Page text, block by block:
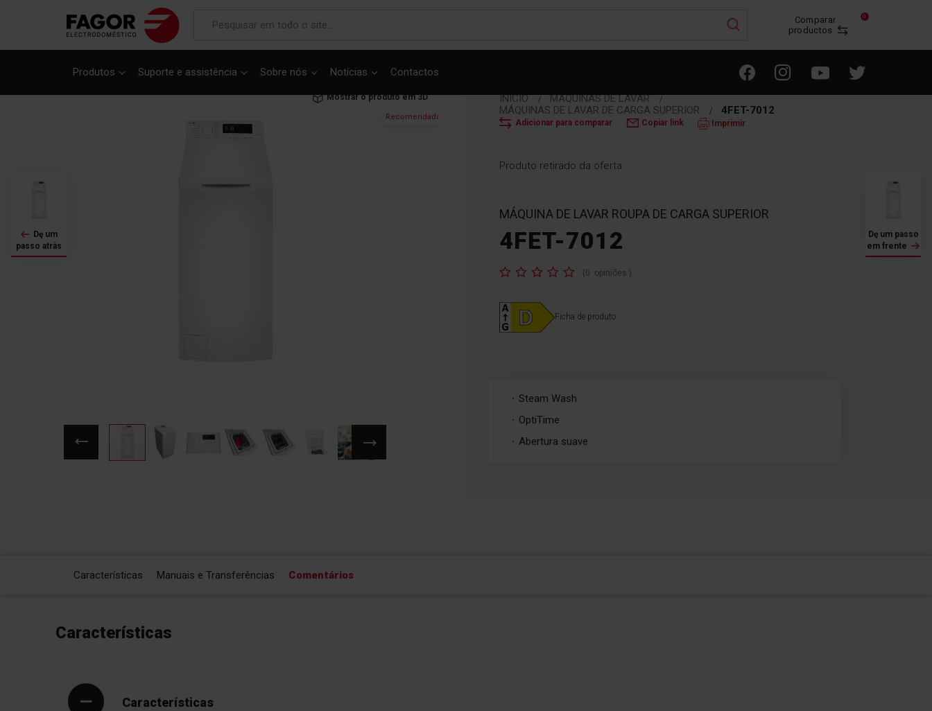
Comparar
productos
0
Produtos Suporte e assistência Sobre nós Notícias Contactos
Dę um
passo atrás
Dę um passo
em frente
Mostrar o produto em 3D
Recomendado
INÍCIO
MÁQUINAS DE LAVAR
MÁQUINAS DE LAVAR DE CARGA SUPERIOR
4FET-7012
Adicionar para comparar Copiar link Imprimir
Produto retirado da oferta
MÁQUINA DE LAVAR ROUPA DE CARGA SUPERIOR
4FET-7012
Classificação: (0 opiniões)
Ficha de produto
Steam Wash
OptiTime
Abertura suave
Características Manuais e Transferências Comentários
Características
Características